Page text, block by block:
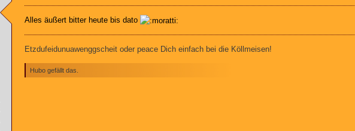
Alles äußert bitter heute bis dato
Etzdufeidunuawenggscheit oder peace Dich einfach bei die Köllmeisen!
Hubo gefällt das.